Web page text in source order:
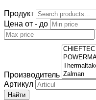
Продукт
Цена от - до
Производитель
Артикул
Найти